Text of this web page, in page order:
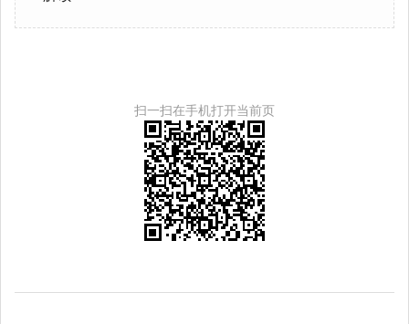
扫一扫在手机打开当前页